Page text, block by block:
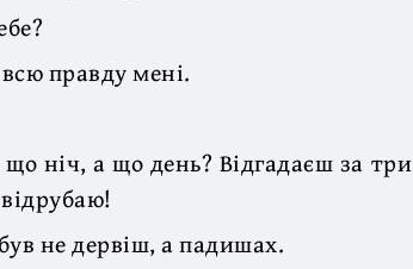
правду мені.
ніч, а що день? Відгадаєш за три
не дервіш, а падишах.